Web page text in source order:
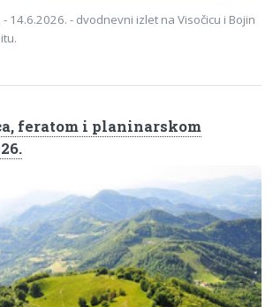
14.6.2026. - dvodnevni izlet na Visočicu i Bojin
feratom i planinarskom